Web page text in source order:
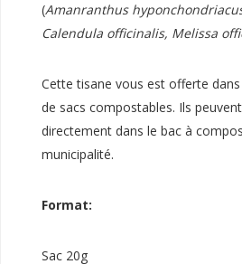
(Amanranthus
Calendula officinalis, Melissa
Cette tisane vous est offerte
de sacs compostables. Ils
directement dans le bac à
municipalité.
Format:
Sac 20g